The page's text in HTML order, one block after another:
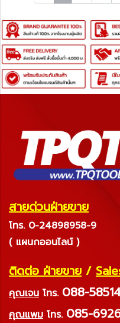
สายด่วนฝ่ายขาย
โทร. 0-24898958-9
( แผนกออนไลน์ )
ติดต่อ ฝ่ายขาย /
คุณเจน โทร. 088-
คุณแพม โทร. 085-